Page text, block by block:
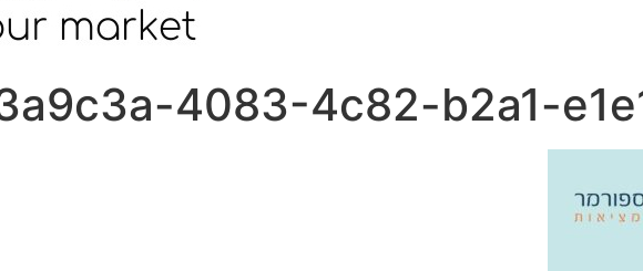
4083-4c82-b2a1-